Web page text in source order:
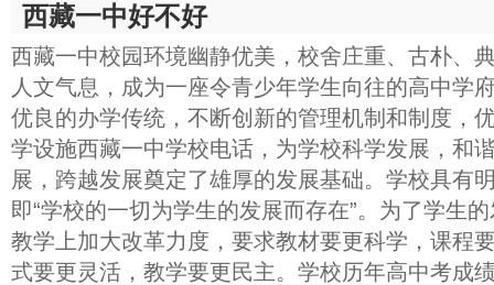
西藏一中好不好
西藏一中校园环境幽静优美，校舍庄重、古朴、
人文气息，成为一座令青少年学生向往的高中学
优良的办学传统，不断创新的管理机制和制度，
学设施西藏一中学校电话，为学校科学发展，和
展，跨越发展奠定了雄厚的发展基础。学校具有
即“学校的一切为学生的发展而存在”。为了学生
教学上加大改革力度，要求教材要更科学，课程
式要更灵活，教学要更民主。学校历年高中考成